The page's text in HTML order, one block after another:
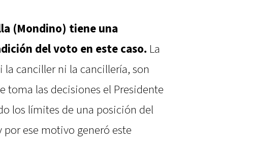
(Mondino) tiene una
del voto en este caso. La
canciller ni la cancillería, son
toma las decisiones el Presidente
los límites de una posición del
ese motivo generó este